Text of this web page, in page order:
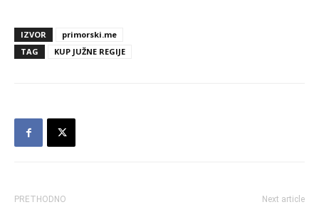
IZVOR
primorski.me
TAG
KUP JUŽNE REGIJE
PRETHODNO Next article